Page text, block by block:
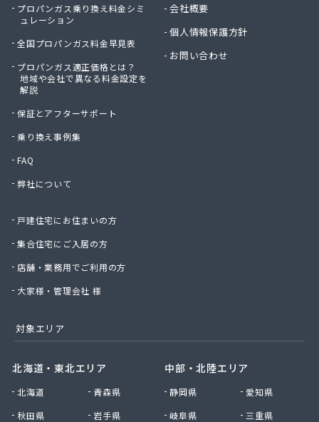
大陽日酸エネルギー株式会社 呉支店 東広島・竹
大陽日酸エネルギー株式会社 広島支店
大陽日酸株式会社 中四国支社
池田液化ガス株式会社
中国ガス機器株式会社 機器事業部
中国ガス機器株式会社 呉営業所
中国三愛ガスサプライ株式会社
中石産業株式会社 広島営業所
中前米穀燃料店
長神金物有限会社
土井商店
楠田機器商会
日の丸産業株式会社 LPガス事業部
日の丸産業株式会社 本社
日の丸産業株式会社 熊野営業所
日の丸産業株式会社 安浦営業所
日の丸産業株式会社 福山営業所
プロパンガス乗り換え料金シミ
ュレーション
全国プロパンガス料金早見表
プロパンガス適正価格とは？
地域や会社で異なる料金設定を
解説
保証とアフターサポート
乗り換え事例集
FAQ
弊社について
戸建住宅にお住まいの方
集合住宅にご入居の方
店舗・業務用でご利用の方
大家様・管理会社 様
会社概要
個人情報保護方針
お問い合わせ
対象エリア
北海道・東北エリア
北海道
青森県
秋田県
岩手県
中部・北陸エリア
静岡県
愛知県
岐阜県
三重県